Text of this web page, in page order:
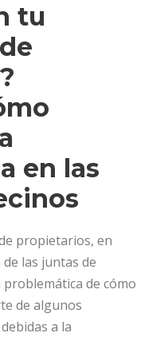
tu
en las
propietarios, en
las juntas de
de cómo
de algunos
a la